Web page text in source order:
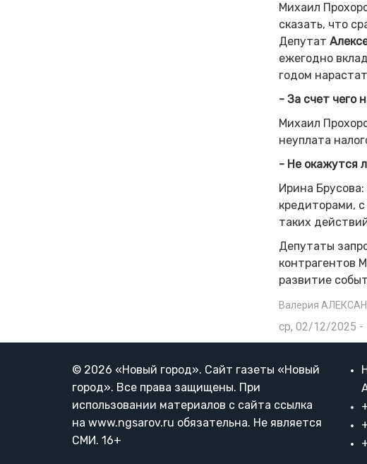
Михаил
сказать, что
Депутат
ежегодно
годом
- За счет чего
Михаил
неуплата
- Не окажутся
Ирина
кредиторами,
таких
Депутаты
контрагентов
развитие
Валерия
ср, 02/12/2025 -
© 2026 «Новый город». Cайт газеты «Новый
город». Все права защищены. При
использовании материалов с сайта ссылка
на www.ngsarov.ru обязательна. Не является
СМИ. 16+